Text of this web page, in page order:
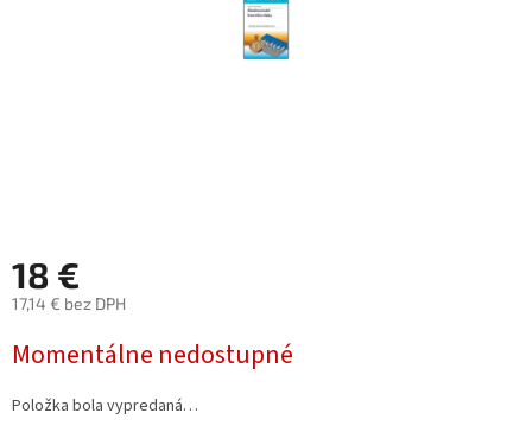
18 €
17,14 € bez DPH
cena:
Momentálne nedostupné
Položka bola vypredaná…